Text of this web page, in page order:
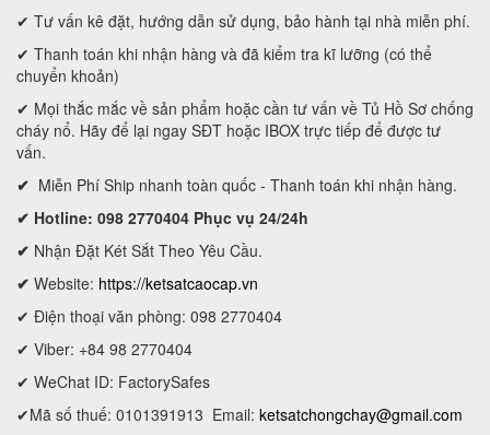
✔ Tư vấn kê đặt, hướng dẫn sử dụng, bảo hành tại nhà miễn phí.
✔ Thanh toán khi nhận hàng và đã kiểm tra kĩ lưỡng (có thể
chuyển khoản)
✔ Mọi thắc mắc về sản phẩm hoặc cần tư vấn về Tủ Hồ Sơ chống
cháy nổ. Hãy để lại ngay SĐT hoặc IBOX trực tiếp để được tư
vấn.
✔ Miễn Phí Ship nhanh toàn quốc - Thanh toán khi nhận hàng.
✔ Hotline: 098 2770404 Phục vụ 24/24h
✔ Nhận Đặt Két Sắt Theo Yêu Cầu.
✔ Website: https://ketsatcaocap.vn
✔ Điện thoại văn phòng: 098 2770404
✔ Viber: +84 98 2770404
✔ WeChat ID: FactorySafes
✔Mã số thuế: 0101391913 Email: ketsatchongchay@gmail.com